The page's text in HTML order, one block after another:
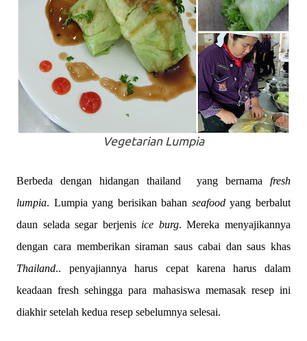
Vegetarian Lumpia
Berbeda dengan hidangan thailand yang bernamafresh
lumpia. Lumpia yang berisikan bahan seafoodyang berbalut
daun selada segar berjenis ice burg. Mereka menyajikannya
dengan cara memberikan siraman saus cabai dan saus khas
Thailand.. penyajiannya harus cepat karena harus dalam
keadaan fresh sehingga para mahasiswa memasak resep ini
diakhir setelah kedua resep sebelumnya selesai.